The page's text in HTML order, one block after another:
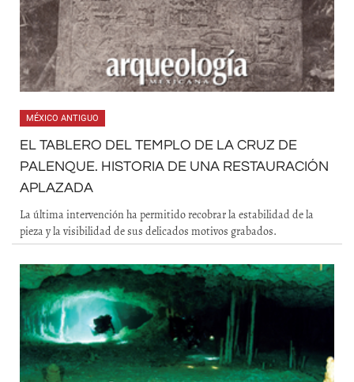
MÉXICO ANTIGUO
EL TABLERO DEL TEMPLO DE LA CRUZ DE
PALENQUE. HISTORIA DE UNA RESTAURACIÓN
APLAZADA
La última intervención ha permitido recobrar la estabilidad de la
pieza y la visibilidad de sus delicados motivos grabados.